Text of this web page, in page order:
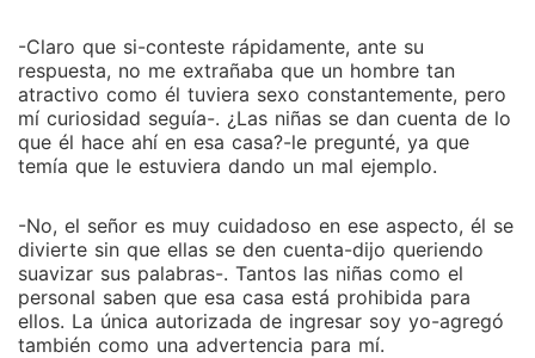
-Claro que si-conteste rápidamente, ante su
respuesta, no me extrañaba que un hombre tan
atractivo como él tuviera sexo constantemente, pero
mí curiosidad seguía-. ¿Las niñas se dan cuenta de lo
que él hace ahí en esa casa?-le pregunté, ya que
temía que le estuviera dando un mal ejemplo.
-No, el señor es muy cuidadoso en ese aspecto, él se
divierte sin que ellas se den cuenta-dijo queriendo
suavizar sus palabras-. Tantos las niñas como el
personal saben que esa casa está prohibida para
ellos. La única autorizada de ingresar soy yo-agregó
también como una advertencia para mí.